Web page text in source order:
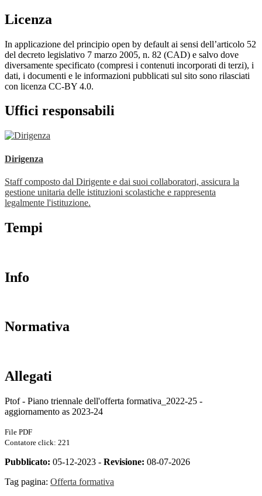
Licenza
In applicazione del principio open by default ai sensi dell’articolo 52
del decreto legislativo 7 marzo 2005, n. 82 (CAD) e salvo dove
diversamente specificato (compresi i contenuti incorporati di terzi), i
dati, i documenti e le informazioni pubblicati sul sito sono rilasciati
con licenza CC-BY 4.0.
Uffici responsabili
Dirigenza
Staff composto dal Dirigente e dai suoi collaboratori, assicura la
gestione unitaria delle istituzioni scolastiche e rappresenta
legalmente l'istituzione.
Tempi
Info
Normativa
Allegati
Ptof - Piano triennale dell'offerta formativa_2022-25 -
aggiornamento as 2023-24
File PDF
Contatore click: 221
Pubblicato: 05-12-2023 - Revisione: 08-07-2026
Tag pagina: Offerta formativa